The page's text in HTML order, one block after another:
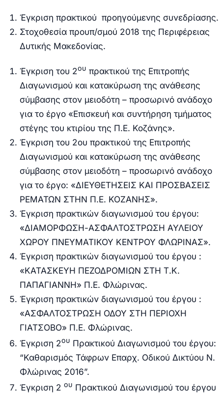
Έγκριση πρακτικού προηγούμενης συνεδρίασης.
Στοχοθεσία προυπ/σμού 2018 της Περιφέρειας
Δυτικής Μακεδονίας.
Έγκριση του 2ου πρακτικού της Επιτροπής
Διαγωνισμού και κατακύρωση της ανάθεσης
σύμβασης στον μειοδότη – προσωρινό ανάδοχο
για το έργο «Επισκευή και συντήρηση τμήματος
στέγης του κτιρίου της Π.Ε. Κοζάνης».
Έγκριση του 2ου πρακτικού της Επιτροπής
Διαγωνισμού και κατακύρωση της ανάθεσης
σύμβασης στον μειοδότη – προσωρινό ανάδοχο
για το έργο: «ΔΙΕΥΘΕΤΗΣΕΙΣ ΚΑΙ ΠΡΟΣΒΑΣΕΙΣ
ΡΕΜΑΤΩΝ ΣΤΗΝ Π.Ε. ΚΟΖΑΝΗΣ».
Έγκριση πρακτικών διαγωνισμού του έργου:
«ΔΙΑΜΟΡΦΩΣΗ-ΑΣΦΑΛΤΟΣΤΡΩΣΗ ΑΥΛΕΙΟΥ
ΧΩΡΟΥ ΠΝΕΥΜΑΤΙΚΟΥ ΚΕΝΤΡΟΥ ΦΛΩΡΙΝΑΣ».
Έγκριση πρακτικών διαγωνισμού του έργου :
«ΚΑΤΑΣΚΕΥΗ ΠΕΖΟΔΡΟΜΙΩΝ ΣΤΗ Τ.Κ.
ΠΑΠΑΓΙΑΝΝΗ» Π.Ε. Φλώρινας.
Έγκριση πρακτικών διαγωνισμού του έργου :
«ΑΣΦΑΛΤΟΣΤΡΩΣΗ ΟΔΟΥ ΣΤΗ ΠΕΡΙΟΧΗ
ΓΙΑΤΣΟΒΟ» Π.Ε. Φλώρινας.
Έγκριση 2ου Πρακτικού Διαγωνισμού του έργου:
“Καθαρισμός Τάφρων Επαρχ. Οδικού Δικτύου Ν.
Φλώρινας 2016”.
Έγκριση 2 ου Πρακτικού Διαγωνισμού του έργου